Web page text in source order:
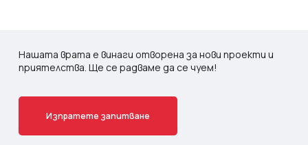
Нашата врата е винаги отворена за нови проекти и
приятелства. Ще се радваме да се чуем!
Изпратете запитване